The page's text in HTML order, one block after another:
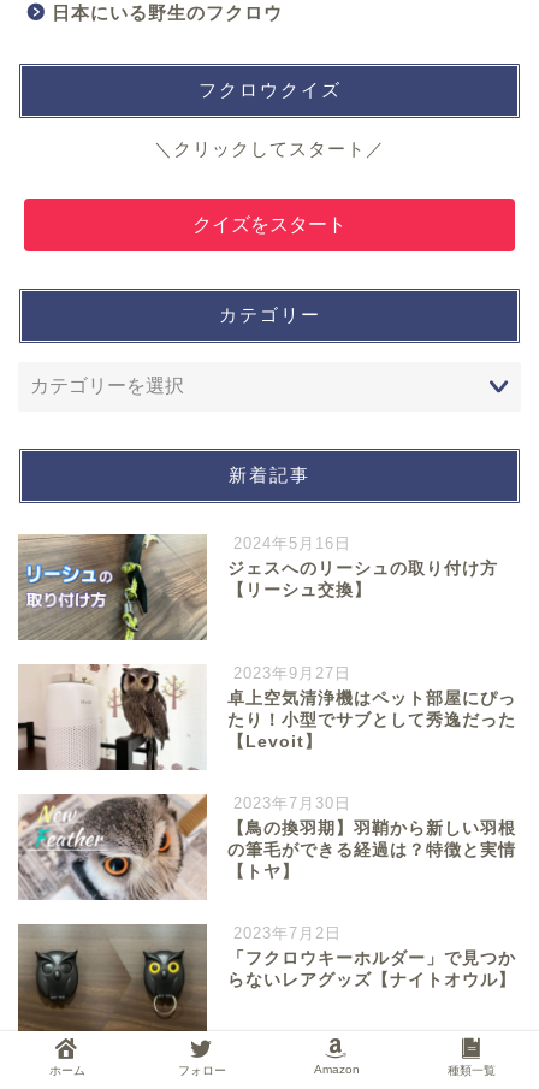
日本にいる野生のフクロウ
フクロウクイズ
＼クリックしてスタート／
クイズをスタート
カテゴリー
新着記事
2024年5月16日
ジェスへのリーシュの取り付け方
【リーシュ交換】
2023年9月27日
卓上空気清浄機はペット部屋にぴっ
たり！小型でサブとして秀逸だった
【Levoit】
2023年7月30日
【鳥の換羽期】羽鞘から新しい羽根
の筆毛ができる経過は？特徴と実情
【トヤ】
2023年7月2日
「フクロウキーホルダー」で見つか
らないレアグッズ【ナイトオウル】
2022年10月23日
ホーム フォロー Amazon 種類一覧